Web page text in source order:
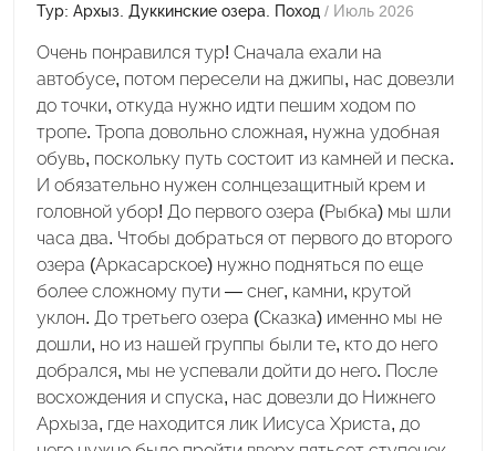
Тур: Архыз. Дуккинские озера. Поход / Июль 2026
Очень понравился тур! Сначала ехали на
автобусе, потом пересели на джипы, нас довезли
до точки, откуда нужно идти пешим ходом по
тропе. Тропа довольно сложная, нужна удобная
обувь, поскольку путь состоит из камней и песка.
И обязательно нужен солнцезащитный крем и
головной убор! До первого озера (Рыбка) мы шли
часа два. Чтобы добраться от первого до второго
озера (Аркасарское) нужно подняться по еще
более сложному пути — снег, камни, крутой
уклон. До третьего озера (Сказка) именно мы не
дошли, но из нашей группы были те, кто до него
добрался, мы не успевали дойти до него. После
восхождения и спуска, нас довезли до Нижнего
Архыза, где находится лик Иисуса Христа, до